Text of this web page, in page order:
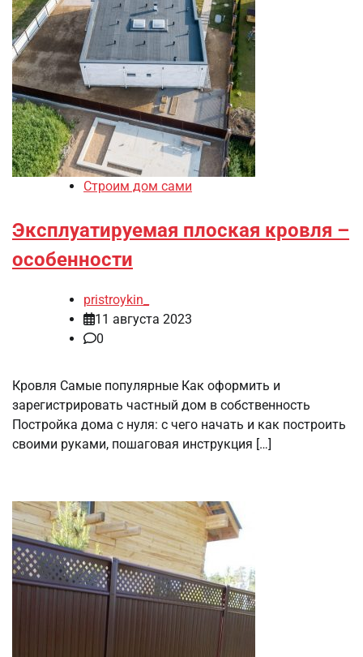
Строим дом сами
Эксплуатируемая плоская кровля –
особенности
pristroykin_
11 августа 2023
0
Кровля Самые популярные Как оформить и
зарегистрировать частный дом в собственность
Постройка дома с нуля: с чего начать и как построить
своими руками, пошаговая инструкция […]